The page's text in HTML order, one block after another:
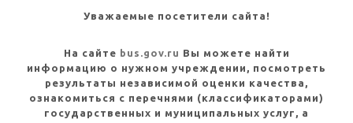
Уважаемые посетители сайта!
На сайте bus.gov.ru Вы можете найти
информацию о нужном учреждении, посмотреть
результаты независимой оценки качества,
ознакомиться с перечнями (классификаторами)
государственных и муниципальных услуг, а